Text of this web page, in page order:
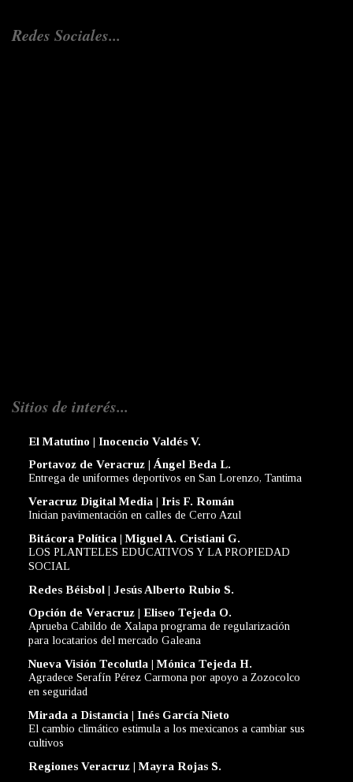
Redes Sociales...
Sitios de interés...
El Matutino | Inocencio Valdés V.
Portavoz de Veracruz | Ángel Beda L.
Entrega de uniformes deportivos en San Lorenzo, Tantima
Veracruz Digital Media | Iris F. Román
Inician pavimentación en calles de Cerro Azul
Bitácora Política | Miguel A. Cristiani G.
LOS PLANTELES EDUCATIVOS Y LA PROPIEDAD
SOCIAL
Redes Béisbol | Jesús Alberto Rubio S.
Opción de Veracruz | Eliseo Tejeda O.
Aprueba Cabildo de Xalapa programa de regularización
para locatarios del mercado Galeana
Nueva Visión Tecolutla | Mónica Tejeda H.
Agradece Serafín Pérez Carmona por apoyo a Zozocolco
en seguridad
Mirada a Distancia | Inés García Nieto
El cambio climático estimula a los mexicanos a cambiar sus
cultivos
Regiones Veracruz | Mayra Rojas S.